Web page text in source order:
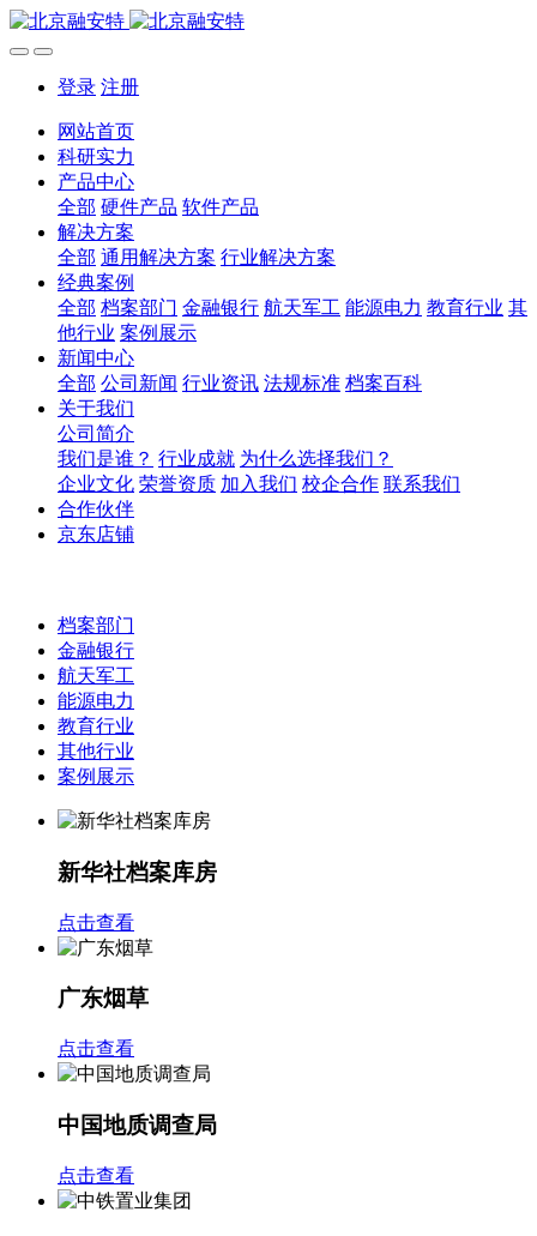
登录 注册
网站首页
科研实力
产品中心
全部 硬件产品 软件产品
解决方案
全部 通用解决方案 行业解决方案
经典案例
全部 档案部门 金融银行 航天军工 能源电力 教育行业 其
他行业 案例展示
新闻中心
全部 公司新闻 行业资讯 法规标准 档案百科
关于我们
公司简介
我们是谁？ 行业成就 为什么选择我们？
企业文化 荣誉资质 加入我们 校企合作 联系我们
合作伙伴
京东店铺
档案部门
金融银行
航天军工
能源电力
教育行业
其他行业
案例展示
新华社档案库房
点击查看
广东烟草
点击查看
中国地质调查局
点击查看